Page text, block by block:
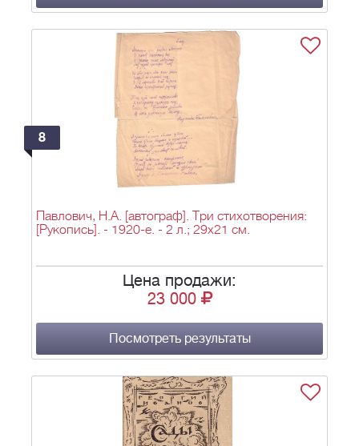
8
Павлович, Н.А. [автограф]. Три стихотворения:
[Рукопись]. - 1920-е. - 2 л.; 29х21 см.
Цена продажи:
23 000
Посмотреть результаты